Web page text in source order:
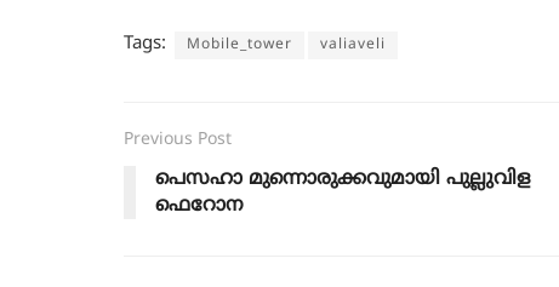
Tags: Mobile_tower valiaveli
Previous Post
പെസഹാ മുന്നൊരുക്കവുമായി പുല്ലുവിള
ഫെറോന